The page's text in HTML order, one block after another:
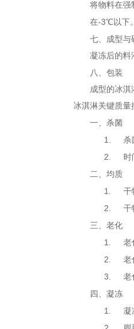
将物料在强
在-3℃以下
七、
成型与
凝冻后的料
八、 包装
成型的冰淇
冰淇淋关键质量
一、 杀菌
1. 杀
2. 时
二、 均质
1. 干
2. 干
三、 老化
1. 老
2. 老
3. 老
四、 凝冻
1. 凝